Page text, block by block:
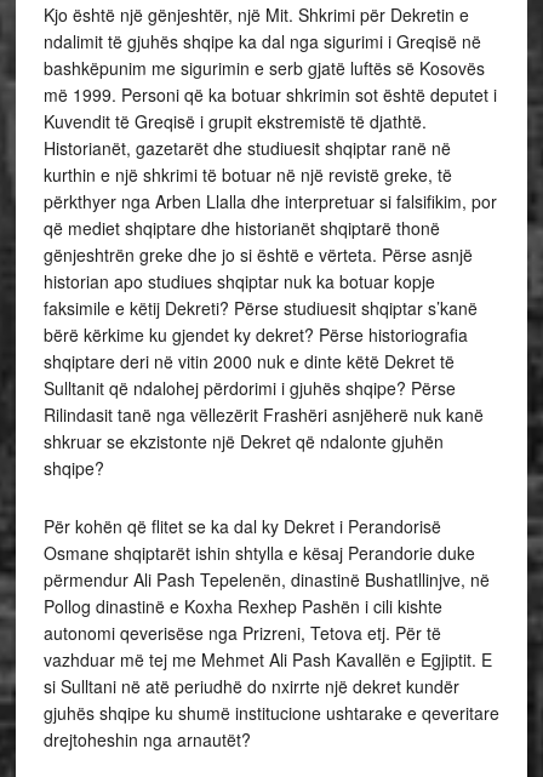
Kjo është një gënjeshtër, një Mit. Shkrimi për Dekretin e
ndalimit të gjuhës shqipe ka dal nga sigurimi i Greqisë në
bashkëpunim me sigurimin e serb gjatë luftës së Kosovës
më 1999. Personi që ka botuar shkrimin sot është deputet i
Kuvendit të Greqisë i grupit ekstremistë të djathtë.
Historianët, gazetarët dhe studiuesit shqiptar ranë në
kurthin e një shkrimi të botuar në një revistë greke, të
përkthyer nga Arben Llalla dhe interpretuar si falsifikim, por
që mediet shqiptare dhe historianët shqiptarë thonë
gënjeshtrën greke dhe jo si është e vërteta. Përse asnjë
historian apo studiues shqiptar nuk ka botuar kopje
faksimile e këtij Dekreti? Përse studiuesit shqiptar s’kanë
bërë kërkime ku gjendet ky dekret? Përse historiografia
shqiptare deri në vitin 2000 nuk e dinte këtë Dekret të
Sulltanit që ndalohej përdorimi i gjuhës shqipe? Përse
Rilindasit tanë nga vëllezërit Frashëri asnjëherë nuk kanë
shkruar se ekzistonte një Dekret që ndalonte gjuhën
shqipe?
Për kohën që flitet se ka dal ky Dekret i Perandorisë
Osmane shqiptarët ishin shtylla e kësaj Perandorie duke
përmendur Ali Pash Tepelenën, dinastinë Bushatllinjve, në
Pollog dinastinë e Koxha Rexhep Pashën i cili kishte
autonomi qeverisëse nga Prizreni, Tetova etj. Për të
vazhduar më tej me Mehmet Ali Pash Kavallën e Egjiptit. E
si Sulltani në atë periudhë do nxirrte një dekret kundër
gjuhës shqipe ku shumë institucione ushtarake e qeveritare
drejtoheshin nga arnautët?